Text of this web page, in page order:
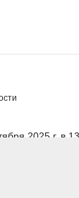
2025 г. в